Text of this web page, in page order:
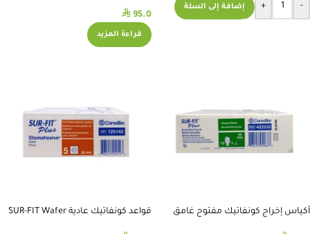
-
+ إضافة إلى السلة
⃁ 95.0
قراءة المزيد
أكياس إخراج كونفاتيك مفتوح غامق
قواعد كونفاتيك عادية SUR-FIT Wafer